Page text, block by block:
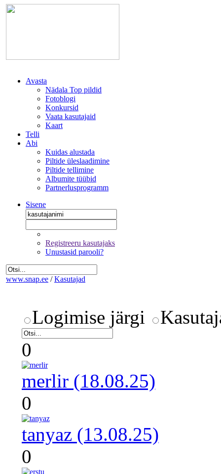
Avasta
Nädala Top pildid
Fotoblogi
Konkursid
Vaata kasutajaid
Kaart
Telli
Abi
Kuidas alustada
Piltide üleslaadimine
Piltide tellimine
Albumite tüübid
Partnerlusprogramm
Sisene
Registreeru kasutajaks
Unustasid parooli?
www.snap.ee / Kasutajad
Logimise järgi
0
merlir (18.08.25)
0
tanyaz (13.08.25)
0